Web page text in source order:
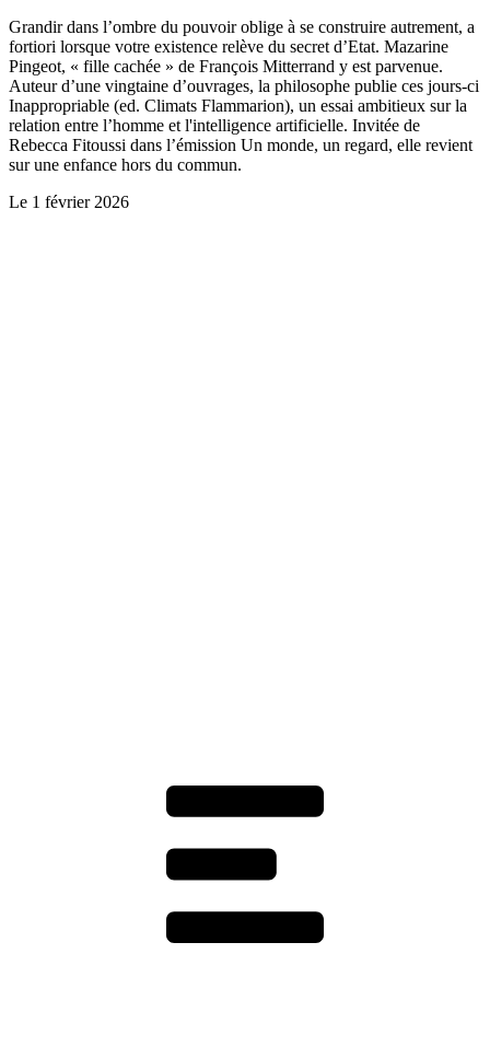
Grandir dans l’ombre du pouvoir oblige à se construire autrement, a
fortiori lorsque votre existence relève du secret d’Etat. Mazarine
Pingeot, « fille cachée » de François Mitterrand y est parvenue.
Auteur d’une vingtaine d’ouvrages, la philosophe publie ces jours-ci
Inappropriable (ed. Climats Flammarion), un essai ambitieux sur la
relation entre l’homme et l'intelligence artificielle. Invitée de
Rebecca Fitoussi dans l’émission Un monde, un regard, elle revient
sur une enfance hors du commun.
Le 1 février 2026